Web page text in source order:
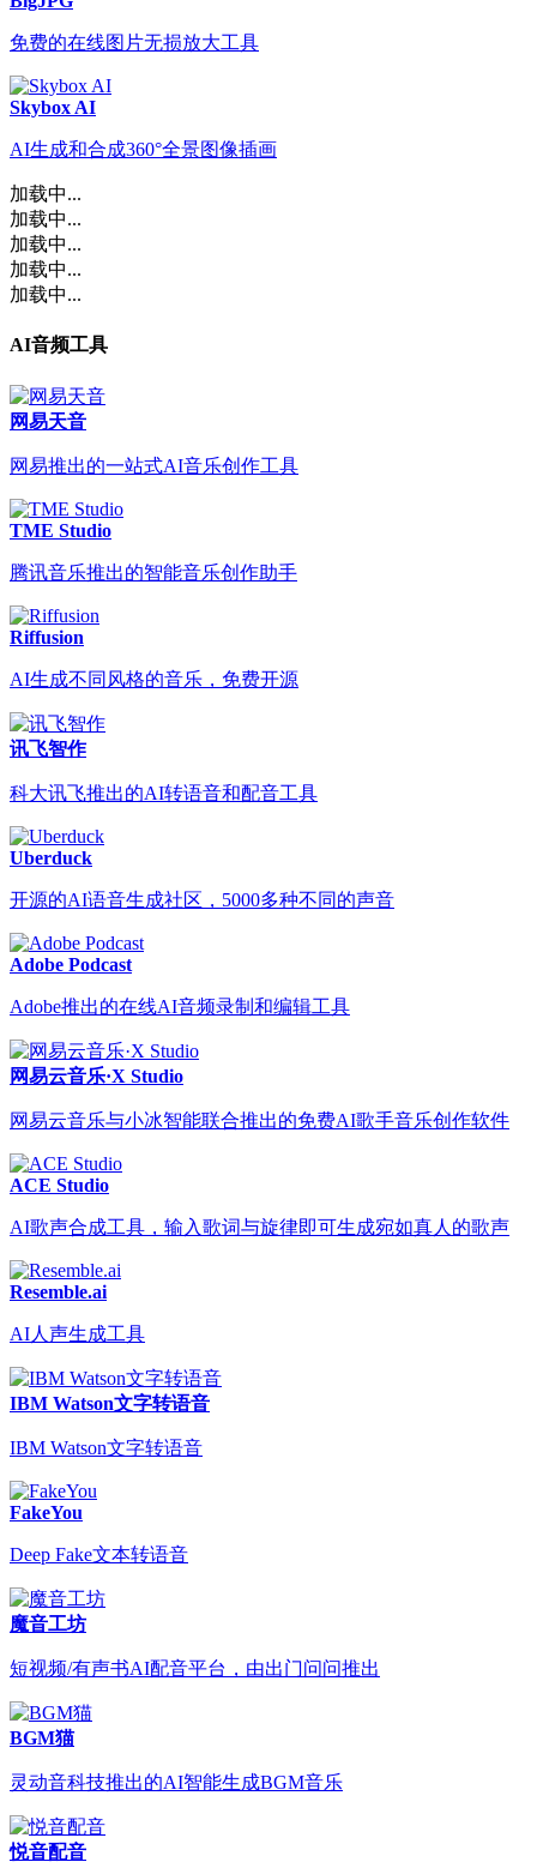
免费的在线图片无损放大工具
Skybox AI
AI生成和合成360°全景图像插画
加载中...
加载中...
加载中...
加载中...
加载中...
AI音频工具
网易天音
网易推出的一站式AI音乐创作工具
TME Studio
腾讯音乐推出的智能音乐创作助手
Riffusion
AI生成不同风格的音乐，免费开源
讯飞智作
科大讯飞推出的AI转语音和配音工具
Uberduck
开源的AI语音生成社区，5000多种不同的声音
Adobe Podcast
Adobe推出的在线AI音频录制和编辑工具
网易云音乐·X Studio
网易云音乐与小冰智能联合推出的免费AI歌手音乐创作软件
ACE Studio
AI歌声合成工具，输入歌词与旋律即可生成宛如真人的歌声
Resemble.ai
AI人声生成工具
IBM Watson文字转语音
IBM Watson文字转语音
FakeYou
Deep Fake文本转语音
魔音工坊
短视频/有声书AI配音平台，由出门问问推出
BGM猫
灵动音科技推出的AI智能生成BGM音乐
悦音配音